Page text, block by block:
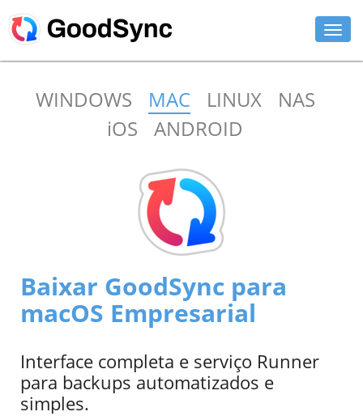
WINDOWS MAC LINUX
NAS
iOS
ANDROID
Baixar GoodSync para
macOS Empresarial
Interface completa e serviço Runner
para backups automatizados e
simples.